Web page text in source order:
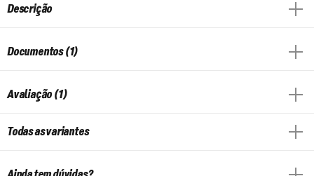
Descrição
Documentos (1)
Avaliação (1)
Todas as variantes